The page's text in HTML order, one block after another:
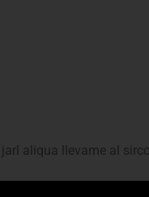
aliqua llevame al